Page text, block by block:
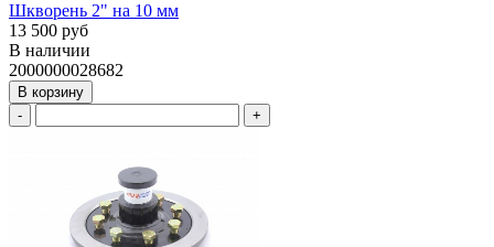
Шкворень 2" на 10 мм
13 500 руб
В наличии
2000000028682
В корзину
-
+